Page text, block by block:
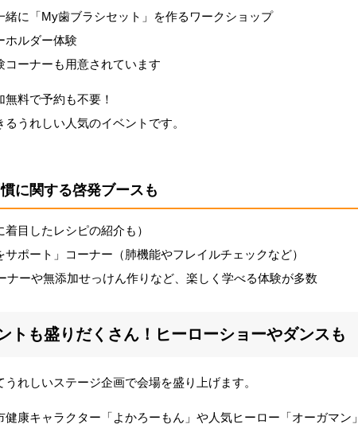
緒に「My歯ブラシセット」を作るワークショップ
ホルダー体験
コーナーも用意されています
料で予約も不要！
うれしい人気のイベントです。
に関する啓発ブースも
着目したレシピの紹介も）
サポート」コーナー（肺機能やフレイルチェックなど）
ナーや無添加せっけん作りなど、楽しく学べる体験が多数
トも盛りだくさん！ヒーローショーやダンスも
うれしいステージ企画で会場を盛り上げます。
健康キャラクター「よかろーもん」や人気ヒーロー「オーガマン」